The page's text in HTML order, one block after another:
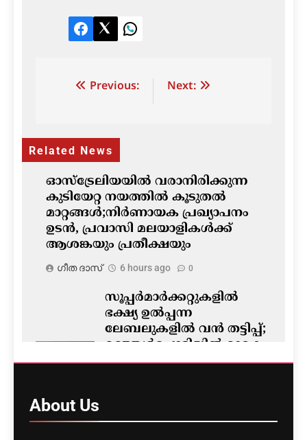
Facebook
TwitterLinkedIn
Post Previous: Next:
Related News
ഓസ്‌ട്രേലിയയിൽ വരാനിരിക്കുന്ന
കുടിയേറ്റ നയത്തിൽ കൂടുതൽ
മാറ്റങ്ങൾ;നിർണായക പ്രഖ്യാപനം
ഉടൻ, പ്രവാസി മലയാളികൾക്ക്
ആശങ്കയും പ്രതീക്ഷയും
ഗീത ദാസ്‌ 6 hours ago 0
സൂപ്പർമാർക്കറ്റുകളിൽ
ഭക്ഷ്യ ഉൽപ്പന്ന
ലേബലുകളിൽ വൻ തട്ടിപ്പ്;
മഞ്ഞൾപ്പൊടിയിൽ മാരക
വിഷാംശമെന്ന്
About Us